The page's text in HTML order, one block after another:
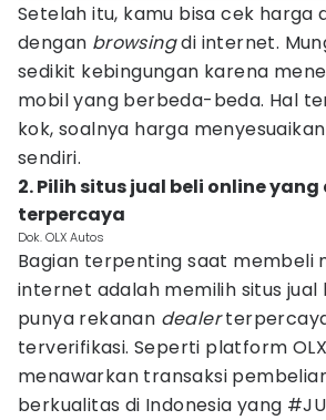
Setelah itu, kamu bisa cek harga
dengan browsingdi internet.
sedikit kebingungan karena
mobil yang berbeda-beda. Hal
kok, soalnya harga
sendiri.
2. Pilih situs jual beli online
terpercaya
Dok. OLX Autos
Bagian terpenting saat membeli
internet adalah memilih situs jual
punya rekanan dealer
terverifikasi. Seperti platform
menawarkan transaksi
berkualitas di Indonesia yang